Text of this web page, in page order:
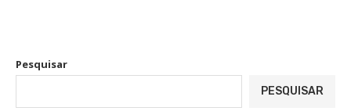
Pesquisar
PESQUISAR